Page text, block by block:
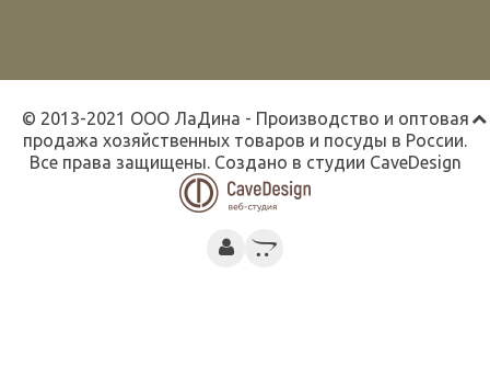
© 2013-2021 ООО ЛаДина - Производство и оптовая
продажа хозяйственных товаров и посуды в России.
Все права защищены. Создано в студии CaveDesign